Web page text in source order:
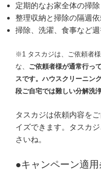
定期的なお家全体の掃
整理収納と掃除の隔週
掃除、洗濯、食事など
※1 タスカジは、ご依頼者
な、 ご依頼者様が通常行っ
スです。ハウスクリーニン
段ご自宅では難しい分解洗
タスカジは依頼内容を
イズできます。タスカ
さいね。
●キャンペーン適